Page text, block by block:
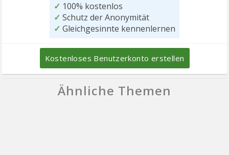
✓ 100% kostenlos
✓ Schutz der Anonymität
✓ Gleichgesinnte kennenlernen
Kostenloses Benutzerkonto erstellen
Ähnliche Themen